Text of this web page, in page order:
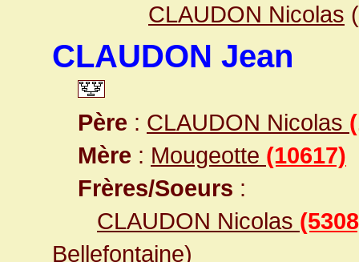
CLAUDON Nicolas
CLAUDON Jean
Père : CLAUDON Nicolas
Mère : Mougeotte (10617)
Frères/Soeurs :
CLAUDON Nicolas
Bellefontaine)